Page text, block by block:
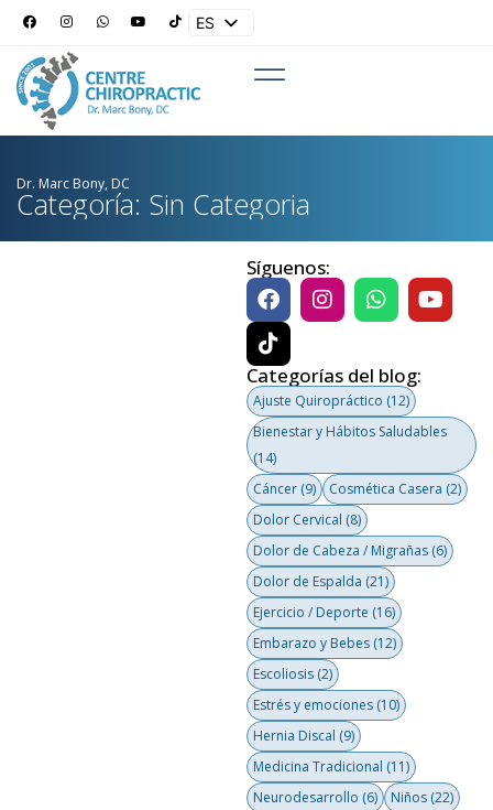
ES
Dr. Marc Bony, DC
Categoría: Sin Categoria
Síguenos:
Categorías del blog:
Ajuste Quiropráctico (12)
Bienestar y Hábitos Saludables
(14)
Cáncer (9) Cosmética Casera (2)
Dolor Cervical (8)
Dolor de Cabeza / Migrañas (6)
Dolor de Espalda (21)
Ejercicio / Deporte (16)
Embarazo y Bebes (12)
Escoliosis (2)
Estrés y emociones (10)
Hernia Discal (9)
Medicina Tradicional (11)
Neurodesarrollo (6) Niños (22)